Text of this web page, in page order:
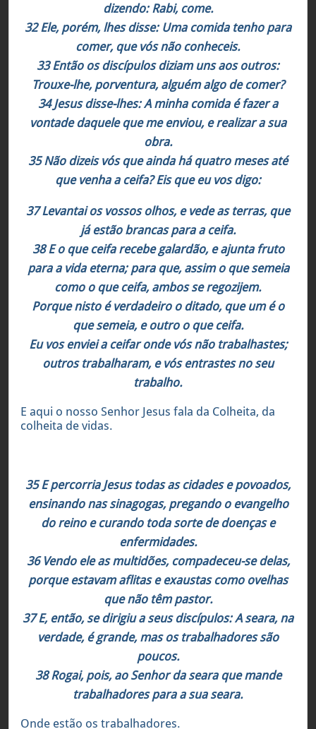
dizendo: Rabi, come.
32 Ele, porém, lhes disse: Uma comida tenho para
comer, que vós não conheceis.
33 Então os discípulos diziam uns aos outros:
Trouxe-lhe, porventura, alguém algo de comer?
34 Jesus disse-lhes: A minha comida é fazer a
vontade daquele que me enviou, e realizar a sua
obra.
35 Não dizeis vós que ainda há quatro meses até
que venha a ceifa? Eis que eu vos digo:
37 Levantai os vossos olhos, e vede as terras, que
já estão brancas para a ceifa.
38 E o que ceifa recebe galardão, e ajunta fruto
para a vida eterna; para que, assim o que semeia
como o que ceifa, ambos se regozijem.
Porque nisto é verdadeiro o ditado, que um é o
que semeia, e outro o que ceifa.
Eu vos enviei a ceifar onde vós não trabalhastes;
outros trabalharam, e vós entrastes no seu
trabalho.
E aqui o nosso Senhor Jesus fala da Colheita, da
colheita de vidas.
35 E percorria Jesus todas as cidades e povoados,
ensinando nas sinagogas, pregando o evangelho
do reino e curando toda sorte de doenças e
enfermidades.
36 Vendo ele as multidões, compadeceu-se delas,
porque estavam aflitas e exaustas como ovelhas
que não têm pastor.
37 E, então, se dirigiu a seus discípulos: A seara, na
verdade, é grande, mas os trabalhadores são
poucos.
38 Rogai, pois, ao Senhor da seara que mande
trabalhadores para a sua seara.
Onde estão os trabalhadores.